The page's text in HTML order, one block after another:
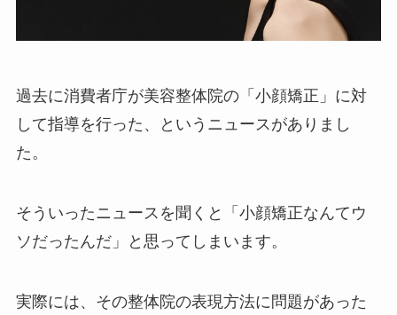
過去に消費者庁が美容整体院の「小顔矯正」に対
して指導を行った、というニュースがありまし
た。
そういったニュースを聞くと「小顔矯正なんてウ
ソだったんだ」と思ってしまいます。
実際には、その整体院の表現方法に問題があった